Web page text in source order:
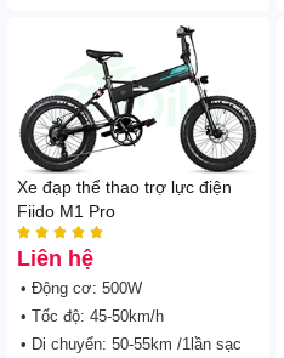
Xe đạp thể thao trợ lực điện
Fiido M1 Pro
    
Liên hệ
• Động cơ: 500W
• Tốc độ: 45-50km/h
• Di chuyển: 50-55km /1lần sạc